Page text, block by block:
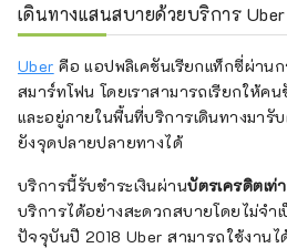
เดินทางแสนสบายด้วยบริการ Uber
Uber คือ แอปพลิเคชันเรียกแท็กซี่ผ่าน
สมาร์ทโฟน โดยเราสามารถเรียกให้ค
และอยู่ภายในพื้นที่บริการเดินทางมารั
ยังจุดปลายปลายทางได้
บริการนี้รับชำระเงินผ่านบัตรเครดิตเท่
บริการได้อย่างสะดวกสบายโดยไม่จำ
ปัจจุบันปี 2018 Uber สามารถใช้งานไ